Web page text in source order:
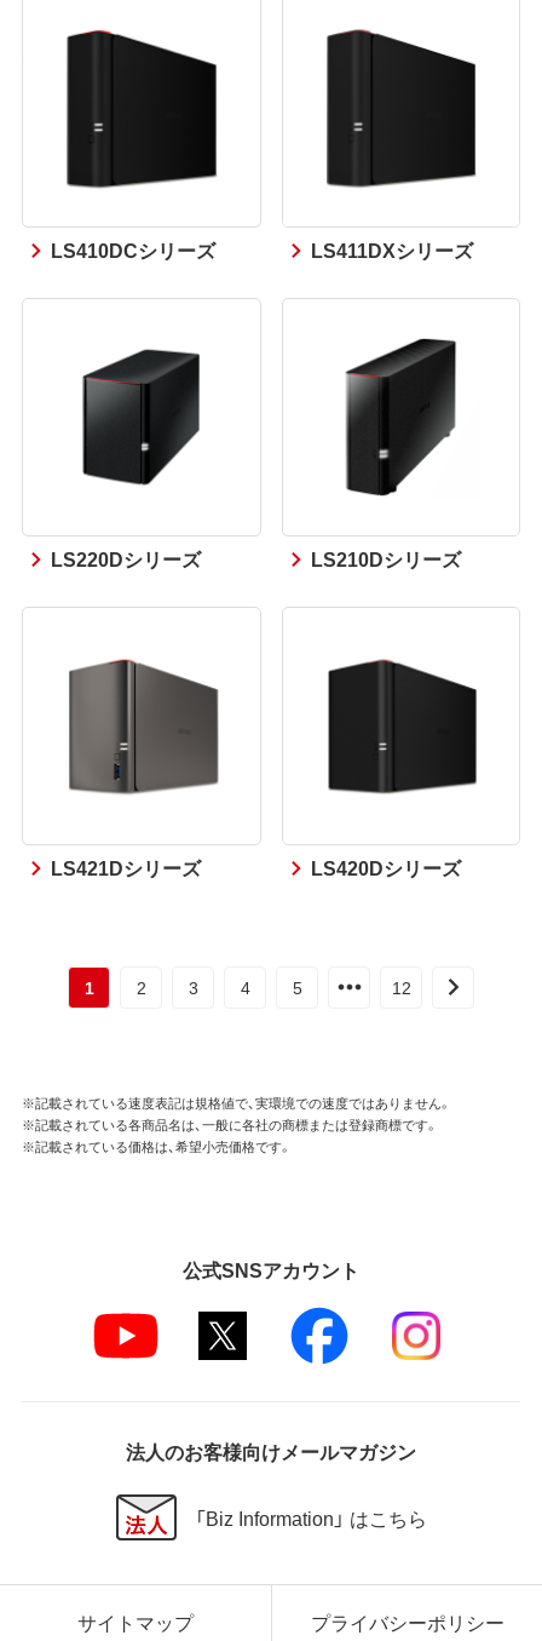
LS410DCシリーズ LS411DXシリーズ
LS220Dシリーズ LS210Dシリーズ
LS421Dシリーズ LS420Dシリーズ
1 2 3 4 5 12
※記載されている速度表記は規格値で、実環境での速度ではありません。
※記載されている各商品名は、一般に各社の商標または登録商標です。
※記載されている価格は、希望小売価格です。
公式SNSアカウント
法人のお客様向けメールマガジン
「Biz Information」 はこちら
サイトマップ プライバシーポリシー